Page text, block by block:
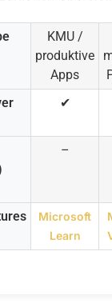
KMU /
produktive
Apps
✔
–
Microsoft
Learn